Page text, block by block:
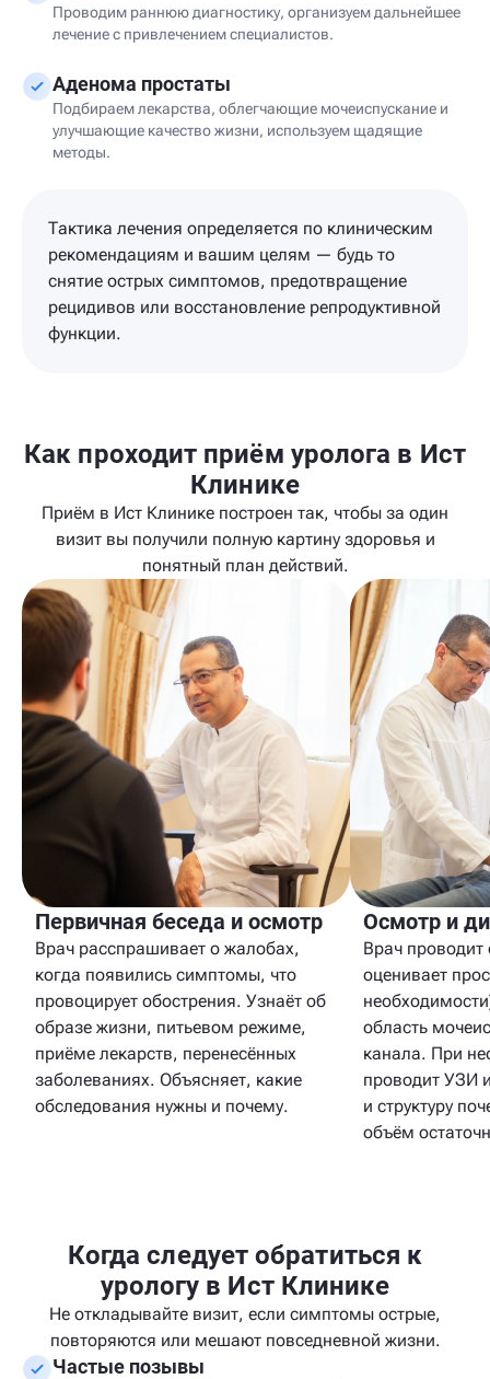
Проводим раннюю диагностику, организуем дальнейшее
лечение с привлечением специалистов.
Аденома простаты
Подбираем лекарства, облегчающие мочеиспускание и
улучшающие качество жизни, используем щадящие
методы.
Тактика лечения определяется по клиническим
рекомендациям и вашим целям — будь то
снятие острых симптомов, предотвращение
рецидивов или восстановление репродуктивной
функции.
Как проходит приём уролога в Ист
Клинике
Приём в Ист Клинике построен так, чтобы за один
визит вы получили полную картину здоровья и
понятный план действий.
Первичная беседа и осмотр
Врач расспрашивает о жалобах,
когда появились симптомы, что
провоцирует обострения. Узнаёт об
образе жизни, питьевом режиме,
приёме лекарств, перенесённых
заболеваниях. Объясняет, какие
обследования нужны и почему.
Осмотр и
Врач
оценивает
область
канала. При
проводит УЗИ
и структуру
объём
Когда следует обратиться к
урологу в Ист Клинике
Не откладывайте визит, если симптомы острые,
повторяются или мешают повседневной жизни.
Частые позывы